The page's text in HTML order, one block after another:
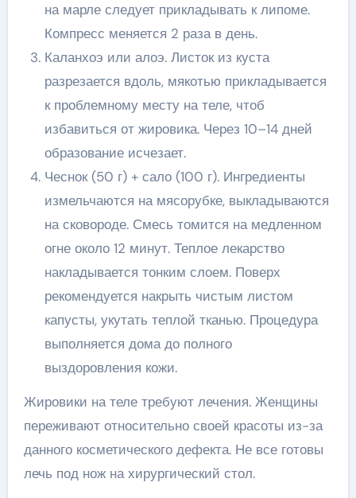
на марле следует прикладывать к липоме.
Компресс меняется 2 раза в день.
Каланхоэ или алоэ. Листок из куста
разрезается вдоль, мякотью прикладывается
к проблемному месту на теле, чтоб
избавиться от жировика. Через 10–14 дней
образование исчезает.
Чеснок (50 г) + сало (100 г). Ингредиенты
измельчаются на мясорубке, выкладываются
на сковороде. Смесь томится на медленном
огне около 12 минут. Теплое лекарство
накладывается тонким слоем. Поверх
рекомендуется накрыть чистым листом
капусты, укутать теплой тканью. Процедура
выполняется дома до полного
выздоровления кожи.
Жировики на теле требуют лечения. Женщины
переживают относительно своей красоты из-за
данного косметического дефекта. Не все готовы
лечь под нож на хирургический стол.